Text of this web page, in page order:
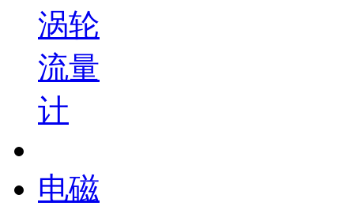
涡轮
流量
计
电磁